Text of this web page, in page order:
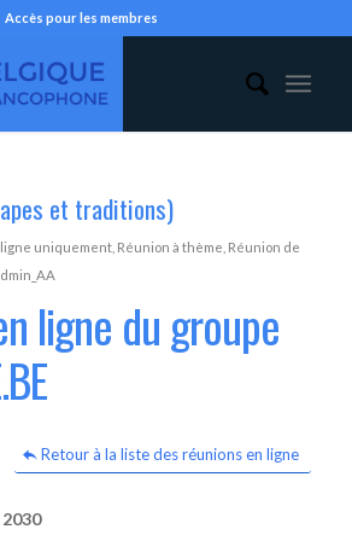
Accès pour les membres
et traditions)
ligne uniquement, Réunion à thème Réunion de
ligne du groupe
Retour à la liste des réunions en ligne